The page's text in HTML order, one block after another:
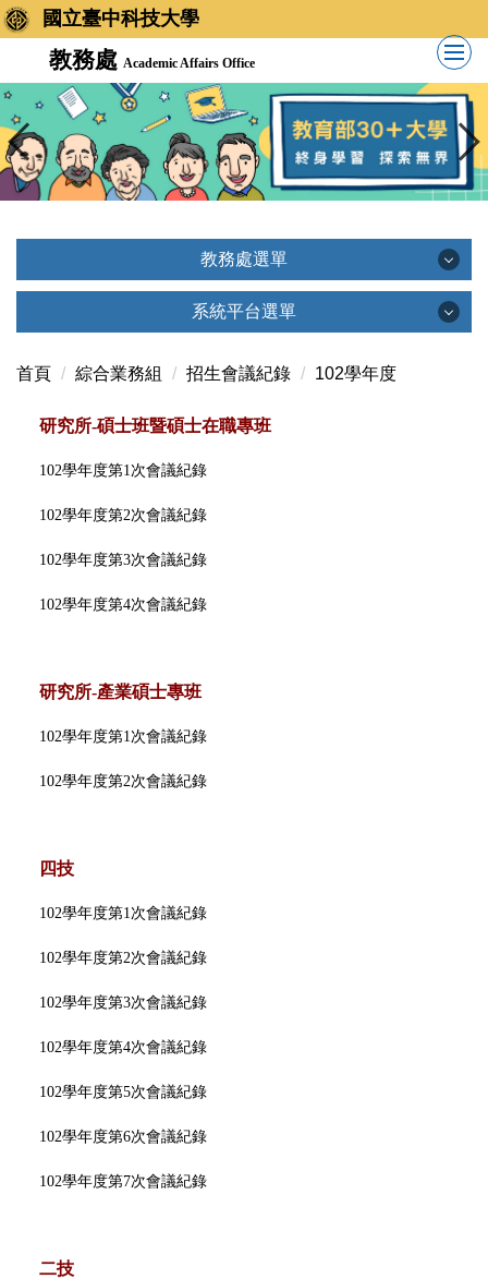
國立臺中科技大學
教務處 Academic Affairs Office
教務處選單
單位簡介
業務職掌
教務法規
課程標準
系統平台選單
系統平台選單
創新教學平台(TronClass)
首頁 綜合業務組 招生會議紀錄 102學年度
研究所-碩士班暨碩士在職專班
102學年度第1次會議紀錄
102學年度第2次會議紀錄
102學年度第3次會議紀錄
102學年度第4次會議紀錄
研究所-產業碩士專班
102學年度第1次會議紀錄
102學年度第2次會議紀錄
四技
102學年度第1次會議紀錄
102學年度第2次會議紀錄
102學年度第3次會議紀錄
102學年度第4次會議紀錄
102學年度第5次會議紀錄
102學年度第6次會議紀錄
102學年度第7次會議紀錄
二技